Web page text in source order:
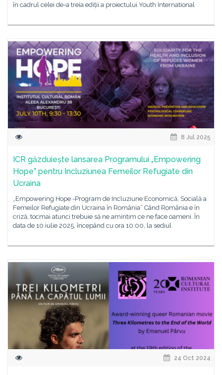
în cadrul celei de-a treia ediții a proiectului Youth International
8 Jul 2025
ICR găzduiește lansarea Programului „Empowering
Hope” pentru Incluziunea Femeilor Refugiate din
Ucraina
„Empowering Hope -Program de Incluziune Economică, Socială a
Femeilor Refugiate din Ucraina în România” Când România e în
criză, tocmai atunci trebuie să ne amintim ce ne face oameni. În
data de 10 iulie 2025, începând cu ora 10:00, la sediul
24 Oct 2024